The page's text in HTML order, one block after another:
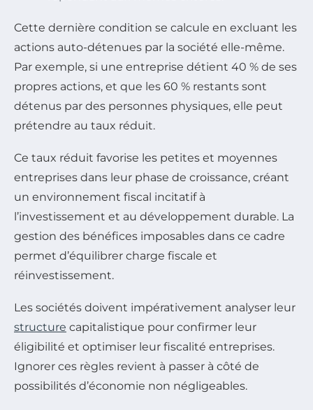
Cette dernière condition se calcule en excluant les
actions auto-détenues par la société elle-même.
Par exemple, si une entreprise détient 40 % de ses
propres actions, et que les 60 % restants sont
détenus par des personnes physiques, elle peut
prétendre au taux réduit.
Ce taux réduit favorise les petites et moyennes
entreprises dans leur phase de croissance, créant
un environnement fiscal incitatif à
l’investissement et au développement durable. La
gestion des bénéfices imposables dans ce cadre
permet d’équilibrer charge fiscale et
réinvestissement.
Les sociétés doivent impérativement analyser leur
structure capitalistique pour confirmer leur
éligibilité et optimiser leur fiscalité entreprises.
Ignorer ces règles revient à passer à côté de
possibilités d’économie non négligeables.